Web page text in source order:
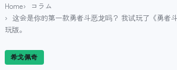
Home
コラム
这会是你的第一款勇者斗恶龙吗？ 我试玩了《勇者
玩版。
希戈佩奇